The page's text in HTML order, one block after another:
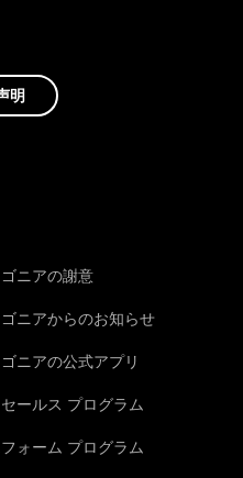
明
ニアの謝意
ニアからのお知らせ
ニアの公式アプリ
ールス プログラム
ォーム プログラム